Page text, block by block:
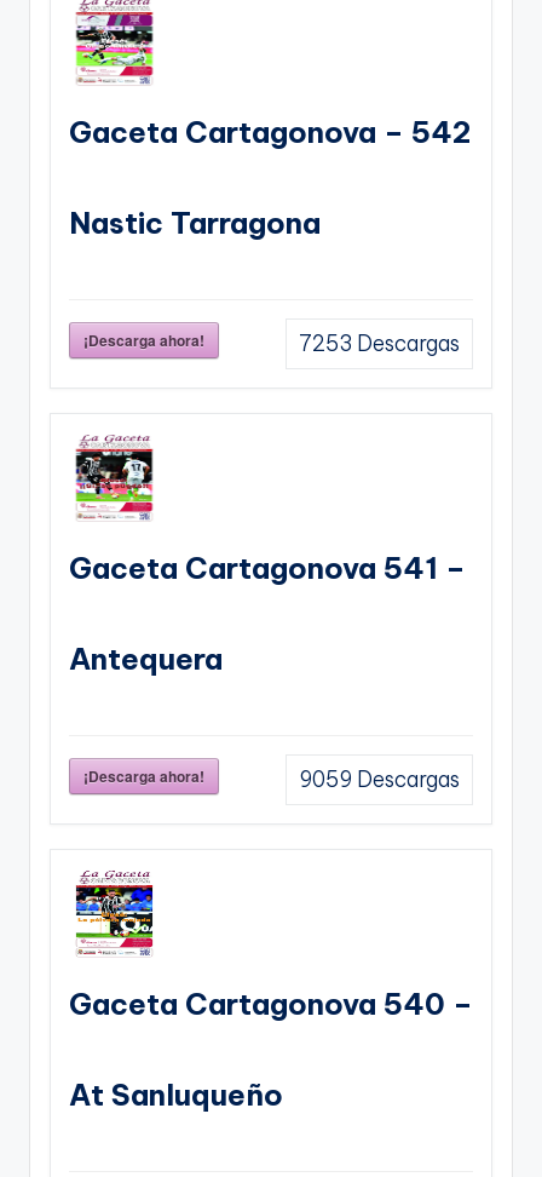
Gaceta Cartagonova – 542
Nastic Tarragona
¡Descarga ahora! 7253 Descargas
Gaceta Cartagonova 541 –
Antequera
¡Descarga ahora! 9059 Descargas
Gaceta Cartagonova 540 –
At Sanluqueño